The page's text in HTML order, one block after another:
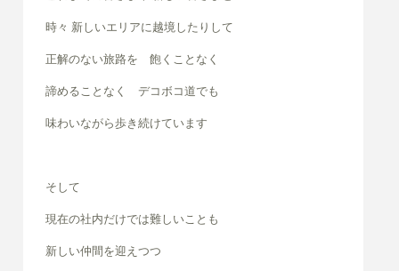
時々 新しいエリアに越境したりして
正解のない旅路を 飽くことなく
諦めることなく デコボコ道でも
味わいながら歩き続けています
そして
現在の社内だけでは難しいことも
新しい仲間を迎えつつ